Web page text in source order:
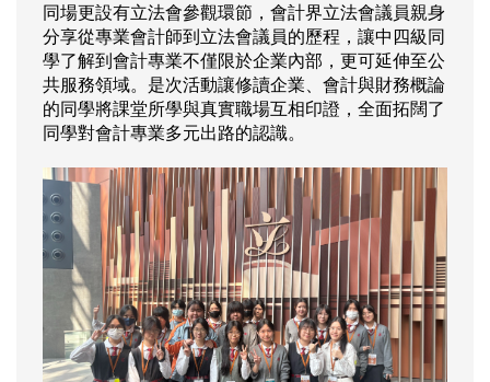
同場更設有立法會參觀環節，會計界立法會議員親身
分享從專業會計師到立法會議員的歷程，讓中四級同
學了解到會計專業不僅限於企業內部，更可延伸至公
共服務領域。是次活動讓修讀企業、會計與財務概論
的同學將課堂所學與真實職場互相印證，全面拓闊了
同學對會計專業多元出路的認識。